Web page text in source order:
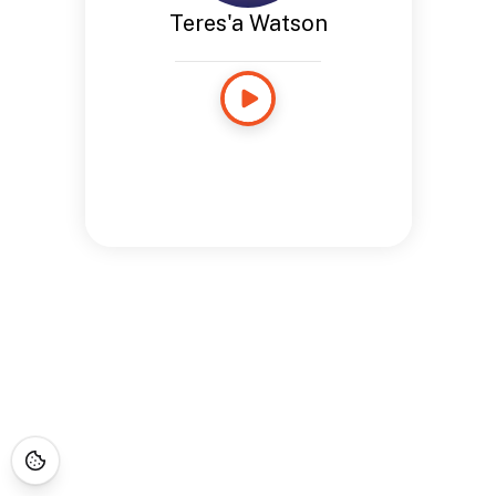
Teres'a Watson